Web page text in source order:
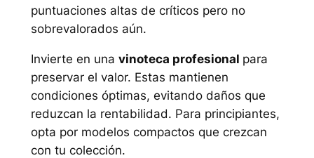
puntuaciones altas de críticos pero no
sobrevalorados aún.
Invierte en una vinoteca profesional para
preservar el valor. Estas mantienen
condiciones óptimas, evitando daños que
reduzcan la rentabilidad. Para principiantes,
opta por modelos compactos que crezcan
con tu colección.